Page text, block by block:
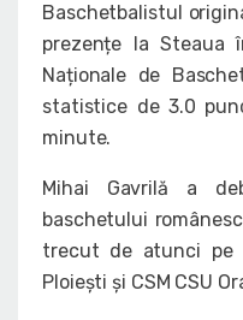
Baschetbalistul
prezențe la Steaua
Naționale de
statistice de 3.0
minute.
Mihai Gavrilă a
baschetului
trecut de atunci pe
Ploiești și CSM CSU